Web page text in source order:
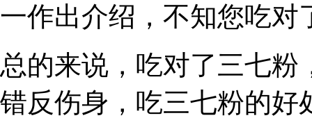
一作出介绍，不知您吃对
总的来说，吃对了三七
错反伤身，吃三七粉的好